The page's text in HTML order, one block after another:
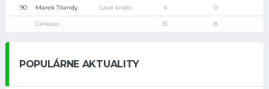
90 Marek Tilandy Ľavé krídlo 4 0
Celkovo 15 8
POPULÁRNE AKTUALITY